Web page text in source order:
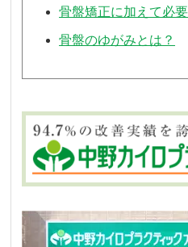
骨盤矯正に加えて必
骨盤のゆがみとは？